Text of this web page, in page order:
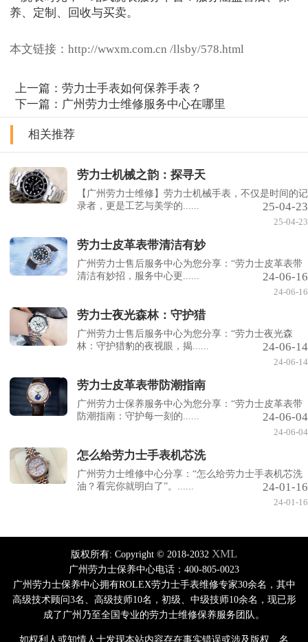
本文链接：http://wwxm.com.cn /llsby/578.html
上一篇：劳力士手表如何保养手表？
下一篇： 广州劳力士维修服务中心在哪里
相关推荐
劳力士机械之韵：探寻天
【广州劳力士维修】劳力士机械手表，不仅是时间的记
录者，更是工艺与美学的......
25-04-23
25-04-23
劳力士皮革表带清洁有妙
广州劳力士售后服务中心为您分享：“劳力士皮革表带
清洁有妙招，服务中心更......
24-06-16
24-06-16
劳力士夜光森林：守护猎
广州劳力士售后服务中心为您分享：“劳力士夜光森
林：守护猎豹的夜视眼，揭......
24-06-14
24-06-14
劳力士皮革表带防潮指南
广州劳力士保养服务中心为您分享：“劳力士皮革表带
防潮指南：守护每一刻的......
24-06-04
24-06-04
怎么给劳力士手表机芯洗
广州劳力士维修中心分享：“怎么给劳力士手表机芯洗
油？看完你就明白了”。......
24-01-16
24-01-16
版权所有: Copyright © 2018-2032 XML
广州劳力士保养中心电话：400-805-0023
广州劳力士保养中心拥有ROLEX劳力士手表维修专家30余名，其中
高级技术顾问3名、高级技师10名，初级、中级技师10余名，现已形
成了广州乃至全国专业的劳力士维修保养服务团队。
如权利人或知情人士发现本站内容存在事实错误或涉及版权、名